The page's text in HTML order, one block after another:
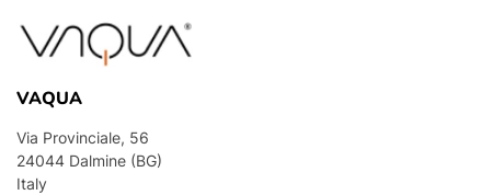
VAQUA
Via Provinciale, 56
24044 Dalmine (BG)
Italy